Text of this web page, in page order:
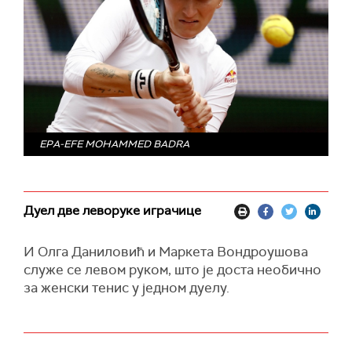
EPA-EFE MOHAMMED BADRA
Дуел две леворуке играчице
И Олга Даниловић и Маркета Вондроушова
служе се левом руком, што је доста необично
за женски тенис у једном дуелу.